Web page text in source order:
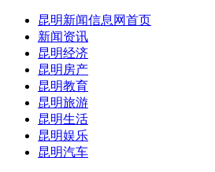
昆明新闻信息网首页
新闻资讯
昆明经济
昆明房产
昆明教育
昆明旅游
昆明生活
昆明娱乐
昆明汽车